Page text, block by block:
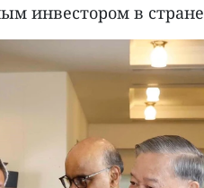
инвестором в стране